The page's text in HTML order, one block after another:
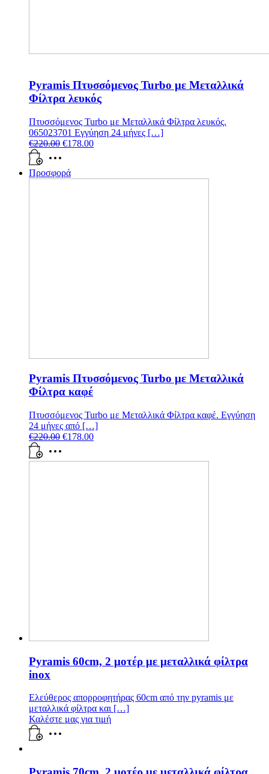
Pyramis Πτυσσόμενος Turbo με Μεταλλικά
Φίλτρα λευκός
Πτυσσόμενος Turbo με Μεταλλικά Φίλτρα λευκός.
065023701 Εγγύηση 24 μήνες […]
€220.00 €178.00
Προσφορά
Pyramis Πτυσσόμενος Turbo με Μεταλλικά
Φίλτρα καφέ
Πτυσσόμενος Turbo με Μεταλλικά Φίλτρα καφέ. Εγγύηση
24 μήνες από […]
€220.00 €178.00
Pyramis 60cm, 2 μοτέρ με μεταλλικά φίλτρα
inox
Ελεύθερος απορροφητήρας 60cm από την pyramis με
μεταλλικά φίλτρα και […]
Καλέστε μας για τιμή